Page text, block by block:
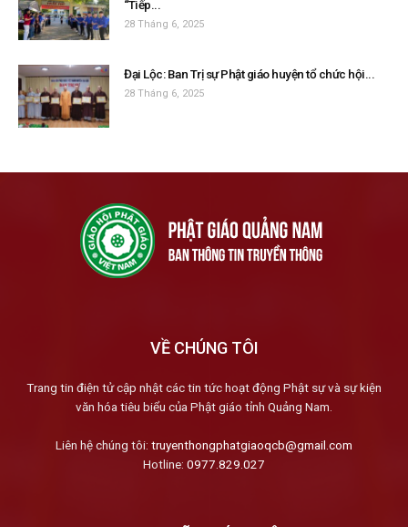
“Tiếp...
28 Tháng 6, 2025
Đại Lộc: Ban Trị sự Phật giáo huyện tổ chức hội...
28 Tháng 6, 2025
VỀ CHÚNG TÔI
Trang tin điện tử cập nhật các tin tức hoạt động Phật sự và sự kiện
văn hóa tiêu biểu của Phật giáo tỉnh Quảng Nam.
Liên hệ chúng tôi: truyenthongphatgiaoqcb@gmail.com
Hotline: 0977.829.027